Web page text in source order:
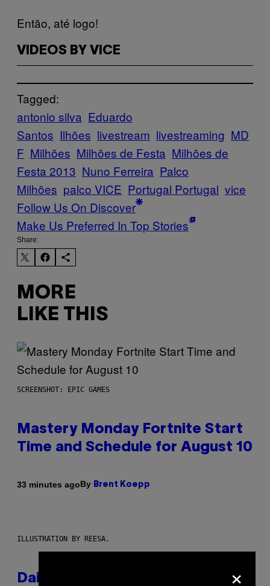
Então, até logo!
VIDEOS BY VICE
Tagged:
antonio silva Eduardo
Santos Ilhões livestream livestreaming MD
F Milhões Milhões de Festa Milhões de
Festa 2013 Nuno Ferreira Palco
Milhões palco VICE Portugal Portugal vice
Follow Us On Discover
Make Us Preferred In Top Stories
Share:
MORE
LIKE THIS
SCREENSHOT: EPIC GAMES
Mastery Monday Fortnite Start
Time and Schedule for August 10
33 minutes agoBy Brent Koepp
ILLUSTRATION BY REESA.
Daily Horoscope: August 10, ×